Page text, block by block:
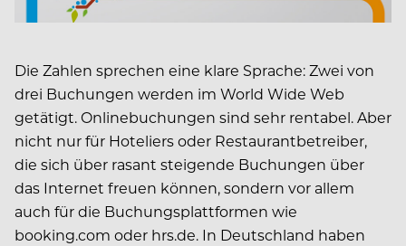
Die Zahlen sprechen eine klare Sprache: Zwei von
drei Buchungen werden im World Wide Web
getätigt. Onlinebuchungen sind sehr rentabel. Aber
nicht nur für Hoteliers oder Restaurantbetreiber,
die sich über rasant steigende Buchungen über
das Internet freuen können, sondern vor allem
auch für die Buchungsplattformen wie
booking.com oder hrs.de. In Deutschland haben